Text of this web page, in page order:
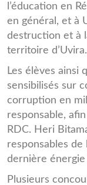
l’éducation en
en général, et à
destruction et à
territoire d’Uvira.
Les élèves ainsi
sensibilisés sur
corruption en
responsable,
RDC. Heri
responsables de
dernière
Plusieurs